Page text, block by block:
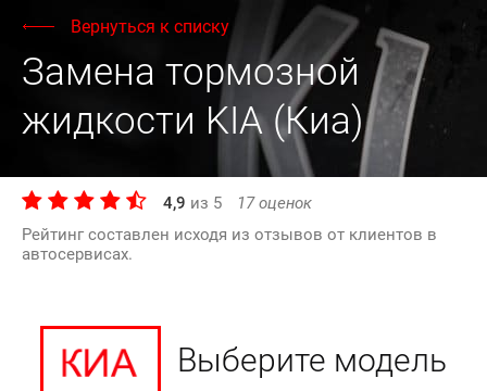
Вернуться к списку
Замена тормозной
жидкости KIA (Киа)
4,9 из 5 17оценок
Рейтинг составлен исходя из отзывов от клиентов в
автосервисах.
Выберите модель